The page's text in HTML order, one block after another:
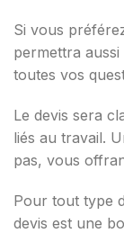
Si vous
permettra aussi
toutes vos
Le devis sera
liés au travail.
pas, vous
Pour tout type
devis est une